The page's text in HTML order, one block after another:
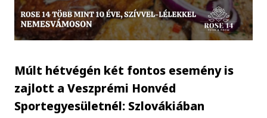
Múlt hétvégén két fontos esemény is
zajlott a Veszprémi Honvéd
Sportegyesületnél: Szlovákiában